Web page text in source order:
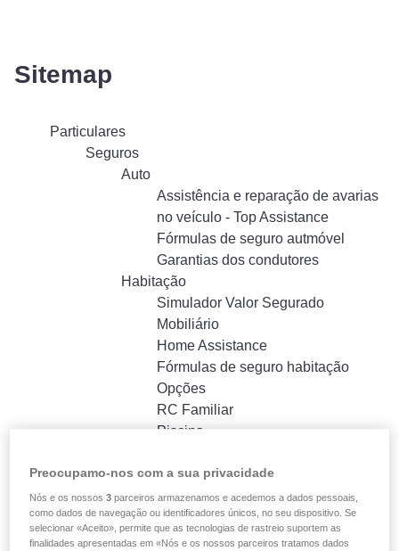
Sitemap
Particulares
Seguros
Auto
Assistência e reparação de avarias
no veículo - Top Assistance
Fórmulas de seguro autmóvel
Garantias dos condutores
Habitação
Simulador Valor Segurado
Mobiliário
Home Assistance
Fórmulas de seguro habitação
Opções
RC Familiar
Piscina
Ciclismo e Mobilidade Suave
Caça
proprietário
Objetos de valor
Preocupamo-nos com a sua privacidade
Nós e os nossos3 parceiros armazenamos e acedemos a dados pessoais,
como dados de navegação ou identificadores únicos, no seu dispositivo. Se
selecionar «Aceito», permite que as tecnologias de rastreio suportem as
finalidades apresentadas em «Nós e os nossos parceiros tratamos dados